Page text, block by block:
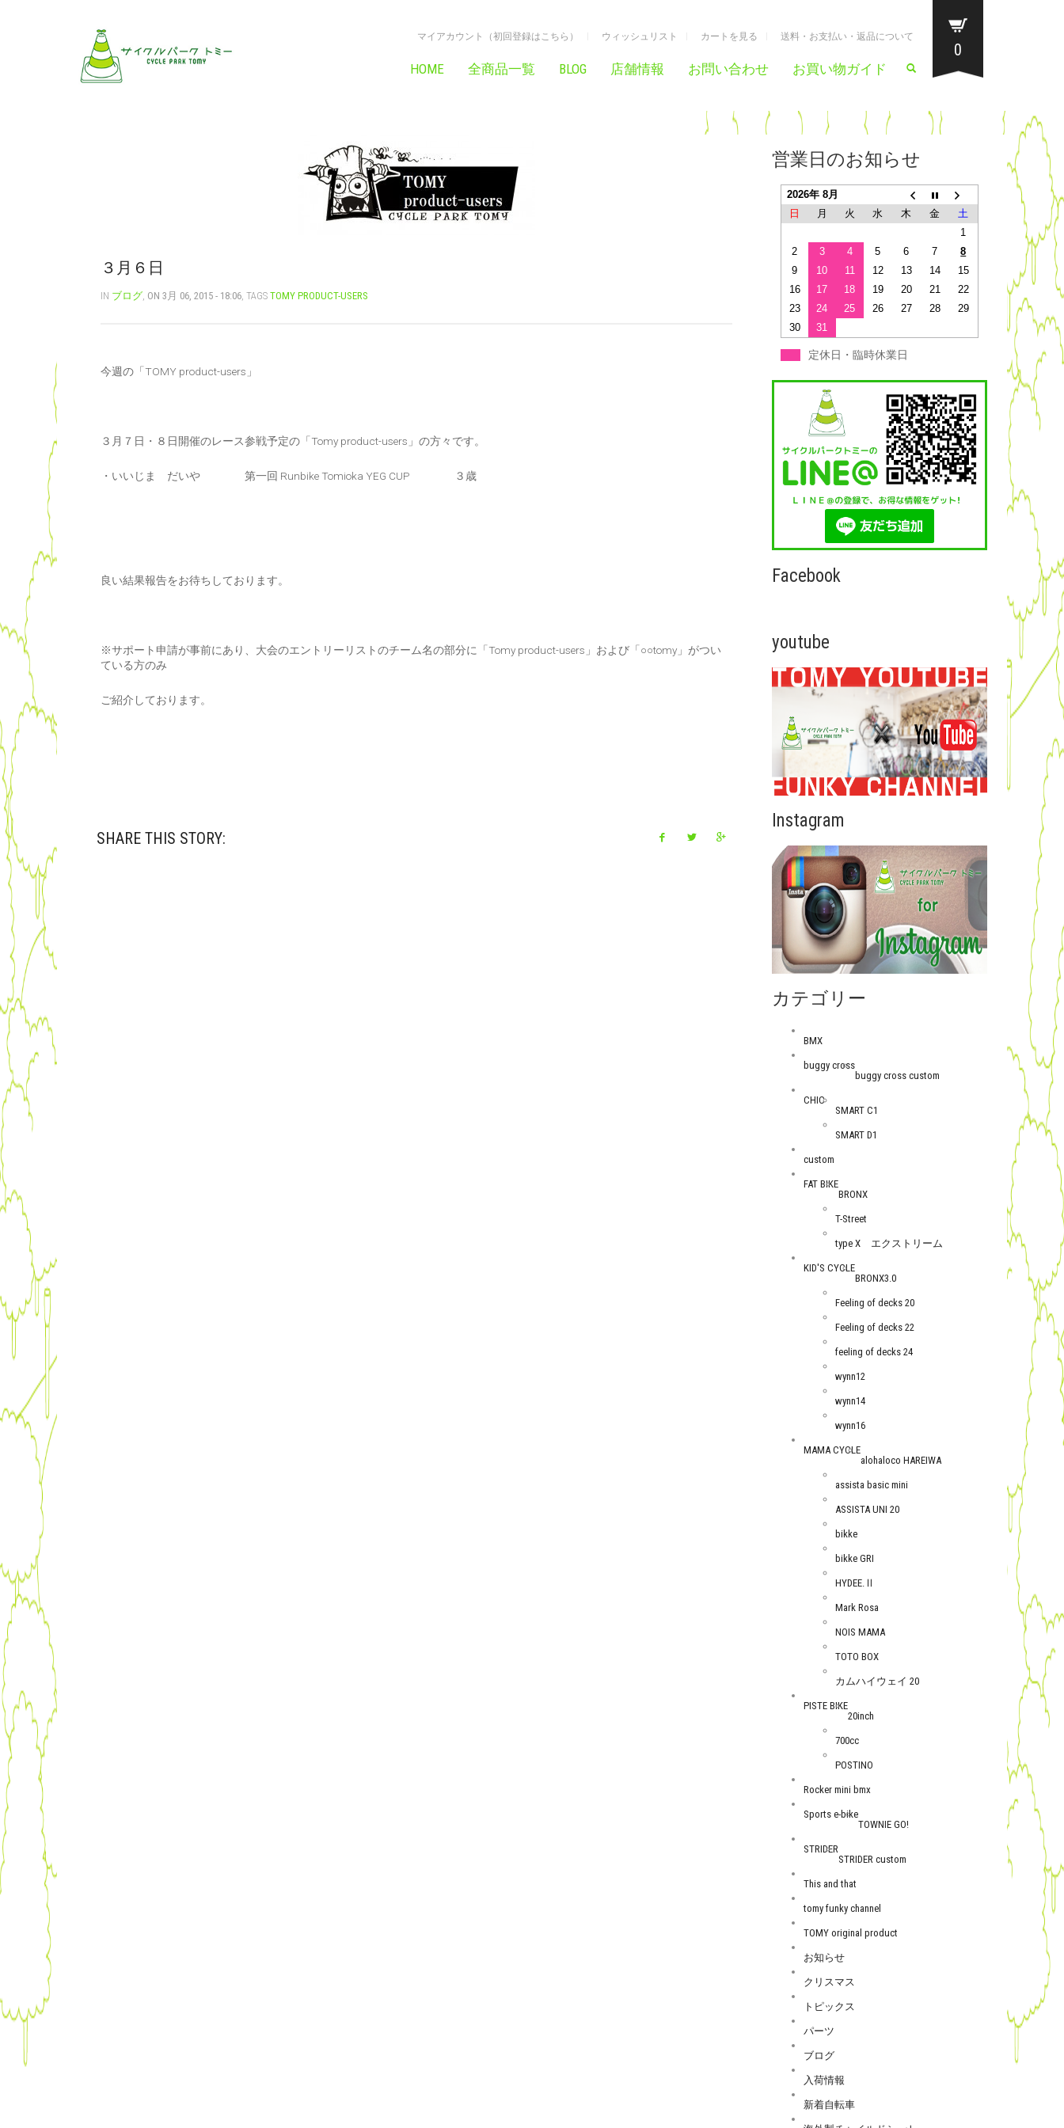
マイアカウント（初回登録はこちら） ウィッシュリスト カートを見る 送料・お支払い・返品について
HOME 全商品一覧 BLOG 店舗情報 お問い合わせ お買い物ガイド
0
３月６日
IN ブログ, ON 3月 06, 2015 - 18:06, TAGS TOMY PRODUCT-USERS
今週の「TOMY product-users」
３月７日・８日開催のレース参戦予定の「Tomy product-users」の方々です。
・いいじま だいや 第一回 Runbike Tomioka YEG CUP ３歳
良い結果報告をお待ちしております。
※サポート申請が事前にあり、大会のエントリーリストのチーム名の部分に「Tomy product-users」および「○○tomy」がつい
ている方のみ
ご紹介しております。
SHARE THIS STORY:
営業日のお知らせ
2026年 8月
日
月 火 水 木 金
土
1
2
3 4 5 6 7
8
9
10 11 12 13 14
15
16
17 18 19 20 21
22
23
24 25 26 27 28
29
30
31
定休日・臨時休業日
Facebook
youtube
Instagram
カテゴリー
BMX
buggy cross
buggy cross custom
CHIC
SMART C1
SMART D1
custom
FAT BIKE
BRONX
T-Street
type X エクストリーム
KID'S CYCLE
BRONX3.0
Feeling of decks 20
Feeling of decks 22
feeling of decks 24
wynn12
wynn14
wynn16
MAMA CYCLE
alohaloco HAREIWA
assista basic mini
ASSISTA UNI 20
bikke
bikke GRI
HYDEE.Ⅱ
Mark Rosa
NOIS MAMA
TOTO BOX
カムハイウェイ 20
PISTE BIKE
20inch
700cc
POSTINO
Rocker mini bmx
Sports e-bike
TOWNIE GO!
STRIDER
STRIDER custom
This and that
tomy funky channel
TOMY original product
お知らせ
クリスマス
トピックス
パーツ
ブログ
入荷情報
新着自転車